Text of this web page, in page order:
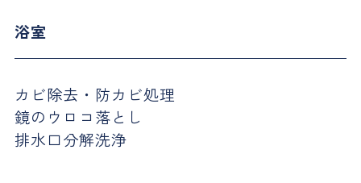
浴室
カビ除去・防カビ処理
鏡のウロコ落とし
排水口分解洗浄